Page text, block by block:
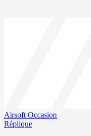
Airsoft Occasion
Réplique